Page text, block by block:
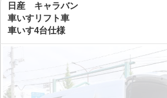
日産 キャラバン
車いすリフト車
車いす4台仕様